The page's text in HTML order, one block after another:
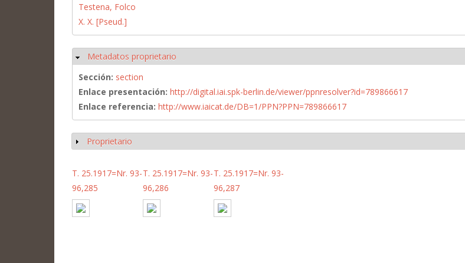
Testena, Folco
X. X. [Pseud.]
Ocultar
Metadatos proprietario
Sección: section
Enlace presentación: http://digital.iai.spk-berlin.de/viewer/ppnresolver?id=789866617
Enlace referencia: http://www.iaicat.de/DB=1/PPN?PPN=789866617
Mostrar
Proprietario
T. 25.1917=Nr. 93-
96,285
T. 25.1917=Nr. 93-
96,286
T. 25.1917=Nr. 93-
96,287